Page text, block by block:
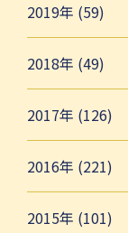
2019年 (59)
2018年 (49)
2017年 (126)
2016年 (221)
2015年 (101)